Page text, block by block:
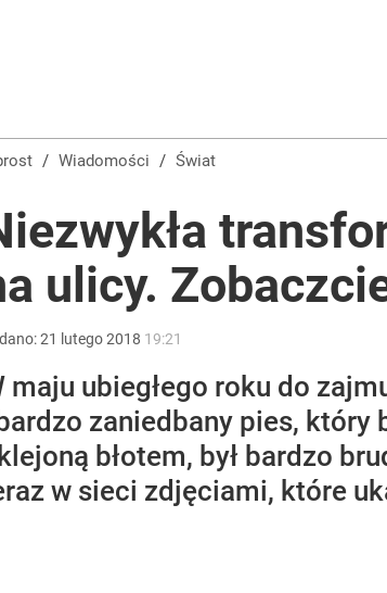
Mocny apel w sprawie ofiar rzezi
pod presją. co czeka branżę do 2030 roku?
/ Wiadomości / Świat
ulicy.
21 lutego2018 19:21
maju ubiegłego roku do
zaniedbany pies, który
błotem, był bardzo
w sieci zdjęciami, które